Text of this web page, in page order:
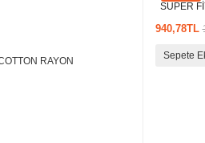
RAYON
SÜPER
940,78TL
Sepete